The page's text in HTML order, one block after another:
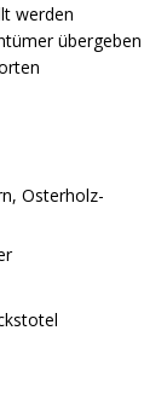
werden
übergeben
Osterholz-